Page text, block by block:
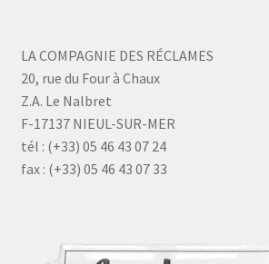
LA COMPAGNIE DES RÉCLAMES
20, rue du Four à Chaux
Z.A. Le Nalbret
F-17137 NIEUL-SUR-MER
tél : (+33) 05 46 43 07 24
fax : (+33) 05 46 43 07 33